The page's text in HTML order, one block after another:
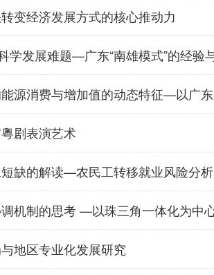
变经济发展方式的核心推动力
学发展难题—广东“南雄模式”的经验
源消费与增加值的动态特征—以广
剧表演艺术
缺的解读—农民工转移就业风险分析
机制的思考 —以珠三角一体化为中
地区专业化发展研究